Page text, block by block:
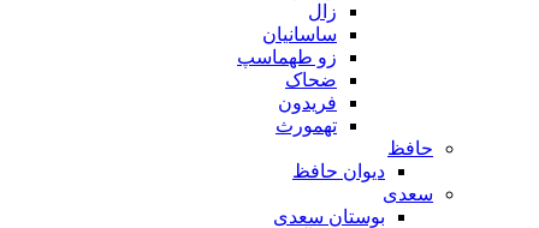
زال
ساسانیان
زو طهماسپ‏
ضحاک
فریدون
تهمورث
حافظ
دیوان حافظ
سعدی
بوستان سعدی